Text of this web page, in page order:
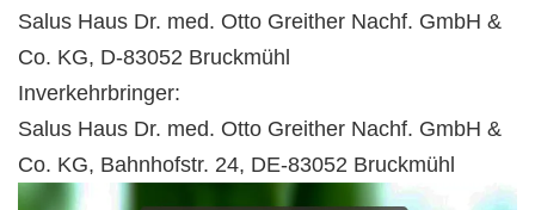
Salus Haus Dr. med. Otto Greither Nachf. GmbH &
Co. KG, D-83052 Bruckmühl
Inverkehrbringer:
Salus Haus Dr. med. Otto Greither Nachf. GmbH &
Co. KG, Bahnhofstr. 24, DE-83052 Bruckmühl